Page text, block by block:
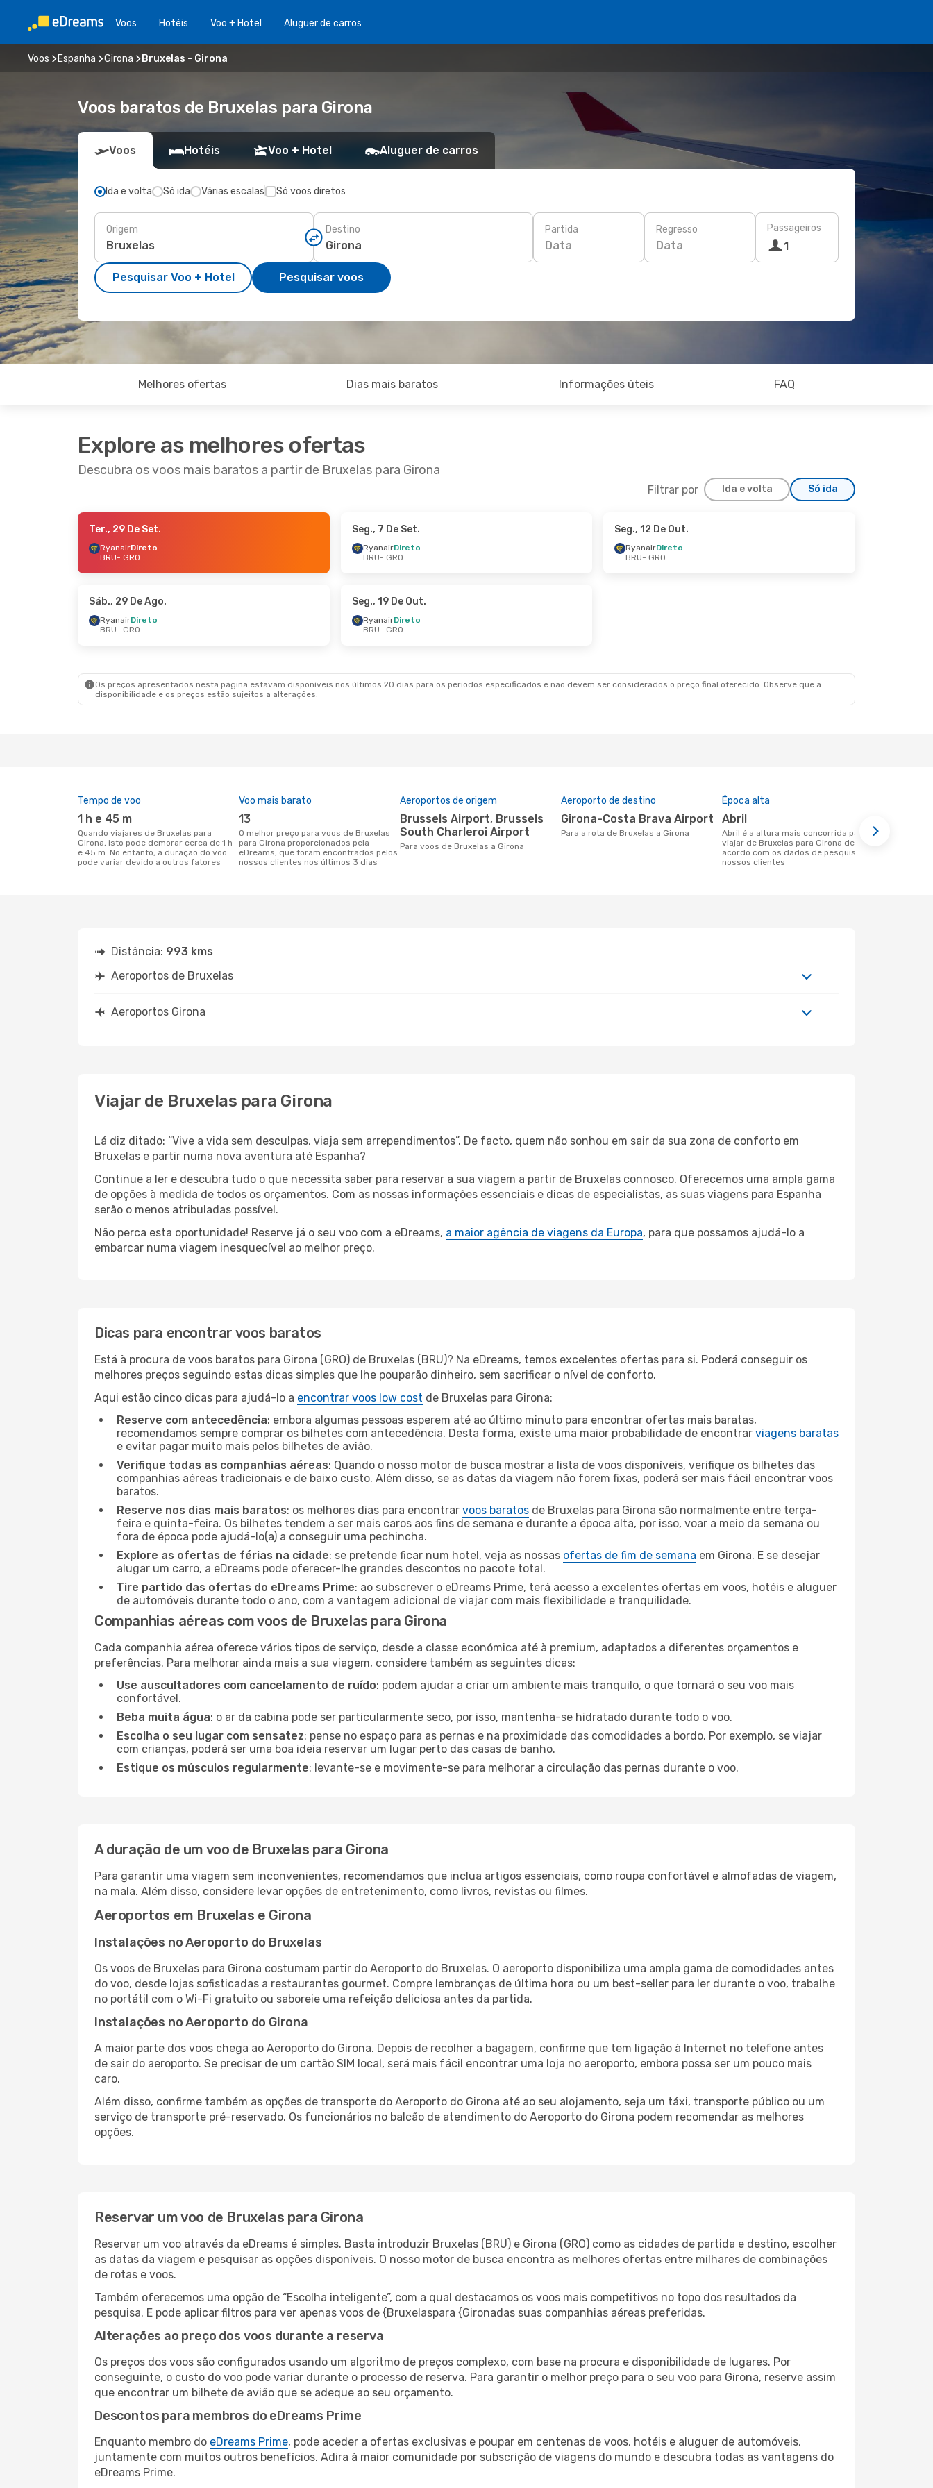
Voos Hotéis Voo + Hotel Aluguer de carros
Voos Espanha Girona Bruxelas - Girona
Voos baratos de Bruxelas para Girona
Voos Hotéis Voo + Hotel Aluguer de carros
Ida e volta Só ida Várias escalas Só voos diretos
Origem Destino Partida
Data
Regresso
Data
Passageiros
1
Pesquisar Voo + Hotel Pesquisar voos
Melhores ofertas Dias mais baratos Informações úteis FAQ
Explore as melhores ofertas
Descubra os voos mais baratos a partir de Bruxelas para Girona
Filtrar por Ida e volta Só ida
- Qua., 30 De Set. - Ter., 8 De Set. - Dom., 11 De Out.
- Qua., 26 De Ago. - Seg., 14 De Set.
GRO
- BRU
Ter., 29 De Set.
RyanairDireto
BRU- GRO
Seg., 7 De Set.
RyanairDireto
BRU- GRO
Seg., 12 De Out.
RyanairDireto
BRU- GRO
Sáb., 29 De Ago.
RyanairDireto
BRU- GRO
Seg., 19 De Out.
RyanairDireto
BRU- GRO
Os preços apresentados nesta página estavam disponíveis nos últimos 20 dias para os períodos especificados e não devem ser considerados o preço final oferecido. Observe que a
disponibilidade e os preços estão sujeitos a alterações.
Tempo de voo
1 h e 45 m
Quando viajares de Bruxelas para
Girona, isto pode demorar cerca de 1 h
e 45 m. No entanto, a duração do voo
pode variar devido a outros fatores
Voo mais barato
13
O melhor preço para voos de Bruxelas
para Girona proporcionados pela
eDreams, que foram encontrados pelos
nossos clientes nos últimos 3 dias
Aeroportos de origem
Brussels Airport, Brussels
South Charleroi Airport
Para voos de Bruxelas a Girona
Aeroporto de destino
Girona-Costa Brava Airport
Para a rota de Bruxelas a Girona
Época alta
abril
abril é a altura mais concorrida para
viajar de Bruxelas para Girona de
acordo com os dados de pesquisa dos
nossos clientes
Distância: 993 kms
Aeroportos de Bruxelas
Aeroportos Girona
Viajar de Bruxelas para Girona
Lá diz ditado: “Vive a vida sem desculpas, viaja sem arrependimentos”. De facto, quem não sonhou em sair da sua zona de conforto em
Bruxelas e partir numa nova aventura até Espanha?
Continue a ler e descubra tudo o que necessita saber para reservar a sua viagem a partir de Bruxelas connosco. Oferecemos uma ampla gama
de opções à medida de todos os orçamentos. Com as nossas informações essenciais e dicas de especialistas, as suas viagens para Espanha
serão o menos atribuladas possível.
Não perca esta oportunidade! Reserve já o seu voo com a eDreams, a maior agência de viagens da Europa, para que possamos ajudá-lo a
embarcar numa viagem inesquecível ao melhor preço.
Dicas para encontrar voos baratos
Está à procura de voos baratos para Girona (GRO) de Bruxelas (BRU)? Na eDreams, temos excelentes ofertas para si. Poderá conseguir os
melhores preços seguindo estas dicas simples que lhe pouparão dinheiro, sem sacrificar o nível de conforto.
Aqui estão cinco dicas para ajudá-lo a encontrar voos low cost de Bruxelas para Girona:
Reserve com antecedência: embora algumas pessoas esperem até ao último minuto para encontrar ofertas mais baratas,
recomendamos sempre comprar os bilhetes com antecedência. Desta forma, existe uma maior probabilidade de encontrar viagens baratas
e evitar pagar muito mais pelos bilhetes de avião.
Verifique todas as companhias aéreas: Quando o nosso motor de busca mostrar a lista de voos disponíveis, verifique os bilhetes das
companhias aéreas tradicionais e de baixo custo. Além disso, se as datas da viagem não forem fixas, poderá ser mais fácil encontrar voos
baratos.
Reserve nos dias mais baratos: os melhores dias para encontrar voos baratos de Bruxelas para Girona são normalmente entre terça-
feira e quinta-feira. Os bilhetes tendem a ser mais caros aos fins de semana e durante a época alta, por isso, voar a meio da semana ou
fora de época pode ajudá-lo(a) a conseguir uma pechincha.
Explore as ofertas de férias na cidade: se pretende ficar num hotel, veja as nossas ofertas de fim de semana em Girona. E se desejar
alugar um carro, a eDreams pode oferecer-lhe grandes descontos no pacote total.
Tire partido das ofertas do eDreams Prime: ao subscrever o eDreams Prime, terá acesso a excelentes ofertas em voos, hotéis e aluguer
de automóveis durante todo o ano, com a vantagem adicional de viajar com mais flexibilidade e tranquilidade.
Companhias aéreas com voos de Bruxelas para Girona
Cada companhia aérea oferece vários tipos de serviço, desde a classe económica até à premium, adaptados a diferentes orçamentos e
preferências. Para melhorar ainda mais a sua viagem, considere também as seguintes dicas:
Use auscultadores com cancelamento de ruído: podem ajudar a criar um ambiente mais tranquilo, o que tornará o seu voo mais
confortável.
Beba muita água: o ar da cabina pode ser particularmente seco, por isso, mantenha-se hidratado durante todo o voo.
Escolha o seu lugar com sensatez: pense no espaço para as pernas e na proximidade das comodidades a bordo. Por exemplo, se viajar
com crianças, poderá ser uma boa ideia reservar um lugar perto das casas de banho.
Estique os músculos regularmente: levante-se e movimente-se para melhorar a circulação das pernas durante o voo.
A duração de um voo de Bruxelas para Girona
Para garantir uma viagem sem inconvenientes, recomendamos que inclua artigos essenciais, como roupa confortável e almofadas de viagem,
na mala. Além disso, considere levar opções de entretenimento, como livros, revistas ou filmes.
Aeroportos em Bruxelas e Girona
Instalações no Aeroporto do Bruxelas
Os voos de Bruxelas para Girona costumam partir do Aeroporto do Bruxelas. O aeroporto disponibiliza uma ampla gama de comodidades antes
do voo, desde lojas sofisticadas a restaurantes gourmet. Compre lembranças de última hora ou um best-seller para ler durante o voo, trabalhe
no portátil com o Wi-Fi gratuito ou saboreie uma refeição deliciosa antes da partida.
Instalações no Aeroporto do Girona
A maior parte dos voos chega ao Aeroporto do Girona. Depois de recolher a bagagem, confirme que tem ligação à Internet no telefone antes
de sair do aeroporto. Se precisar de um cartão SIM local, será mais fácil encontrar uma loja no aeroporto, embora possa ser um pouco mais
caro.
Além disso, confirme também as opções de transporte do Aeroporto do Girona até ao seu alojamento, seja um táxi, transporte público ou um
serviço de transporte pré-reservado. Os funcionários no balcão de atendimento do Aeroporto do Girona podem recomendar as melhores
opções.
Reservar um voo de Bruxelas para Girona
Reservar um voo através da eDreams é simples. Basta introduzir Bruxelas (BRU) e Girona (GRO) como as cidades de partida e destino, escolher
as datas da viagem e pesquisar as opções disponíveis. O nosso motor de busca encontra as melhores ofertas entre milhares de combinações
de rotas e voos.
Também oferecemos uma opção de “Escolha inteligente”, com a qual destacamos os voos mais competitivos no topo dos resultados da
pesquisa. E pode aplicar filtros para ver apenas voos de {Bruxelaspara {Gironadas suas companhias aéreas preferidas.
Alterações ao preço dos voos durante a reserva
Os preços dos voos são configurados usando um algoritmo de preços complexo, com base na procura e disponibilidade de lugares. Por
conseguinte, o custo do voo pode variar durante o processo de reserva. Para garantir o melhor preço para o seu voo para Girona, reserve assim
que encontrar um bilhete de avião que se adeque ao seu orçamento.
Descontos para membros do eDreams Prime
Enquanto membro do eDreams Prime, pode aceder a ofertas exclusivas e poupar em centenas de voos, hotéis e aluguer de automóveis,
juntamente com muitos outros benefícios. Adira à maior comunidade por subscrição de viagens do mundo e descubra todas as vantagens do
eDreams Prime.